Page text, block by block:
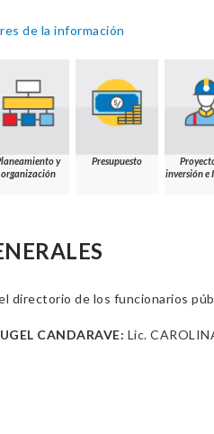
de la información
y
organización
Presupuesto
inversión e
directorio de los funcionarios
CANDARAVE: Lic.